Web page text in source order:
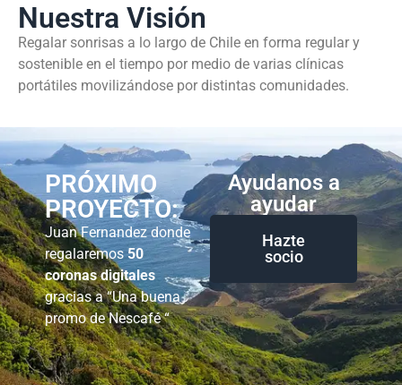
Nuestra Visión
Regalar sonrisas a lo largo de Chile en forma regular y
sostenible en el tiempo por medio de varias clínicas
portátiles movilizándose por distintas comunidades.
PRÓXIMO
PROYECTO:
Juan Fernandez donde
regalaremos 50
coronas digitales
gracias a “Una buena
promo de Nescafé “
Ayudanos a
ayudar
Hazte
socio